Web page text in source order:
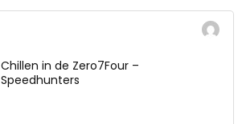
Chillen in de Zero7Four –
Speedhunters